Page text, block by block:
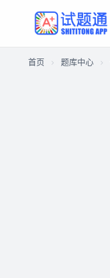
首页 题库中心